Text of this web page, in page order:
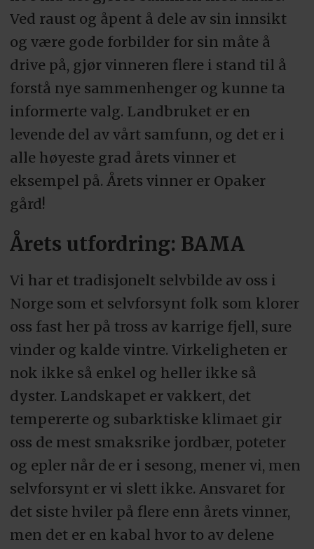
Ved raust og åpent å dele av sin innsikt
og være gode forbilder for sin måte å
drive på, gjør vinneren flere i stand til å
forstå nye sammenhenger og kunne ta
informerte valg. Landbruket er en
levende del av vårt samfunn, og det er i
alle høyeste grad årets vinner et
eksempel på. Årets vinner er Opaker
gård!
Årets utfordring: BAMA
Vi har et tradisjonelt selvbilde av oss i
Norge som et selvforsynt folk som klorer
oss fast her på tross av karrige fjell, sure
vinder og kalde vintre. Virkeligheten er
nok ikke så enkel og heller ikke så
dyster. Landskapet er vakkert, det
tempererte og subarktiske klimaet gir
oss de mest smaksrike jordbær, poteter
og epler når de er i sesong, mener vi, men
selvforsynt er vi slett ikke. Ansvaret for
det siste hviler på flere enn årets vinner,
men det er en kabal hvor to av delene